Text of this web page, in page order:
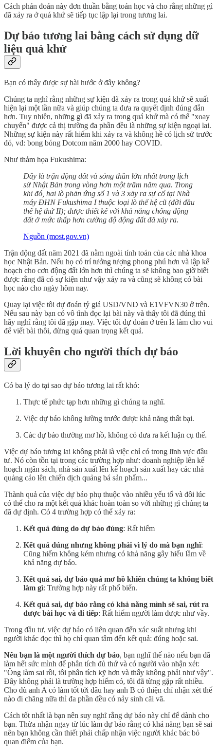
Cách phán đoán này đơn thuần bằng toán học và cho rằng những gì
đã xảy ra ở quá khứ sẽ tiếp tục lập lại trong tương lai.
Dự báo tương lai bằng cách sử dụng dữ
liệu quá khứ
Bạn có thấy được sự hài hước ở đây không?
Chúng ta nghĩ rằng những sự kiện đã xảy ra trong quá khứ sẽ xuất
hiện lại một lần nữa và giúp chúng ta đưa ra quyết định đúng đắn
hơn. Tuy nhiên, những gì đã xảy ra trong quá khứ mà có thể "xoay
chuyển" được cả thị trường đa phần đều là những sự kiện ngoại lai.
Những sự kiện này rất hiếm khi xảy ra và không hề có lịch sử trước
đó, vd: bong bóng Dotcom năm 2000 hay COVID.
Như thảm họa Fukushima:
Đây là trận động đất và sóng thần lớn nhất trong lịch
sử Nhật Bản trong vòng hơn một trăm năm qua. Trong
khi đó, hai lò phản ứng số 1 và 3 xảy ra sự cố tại Nhà
máy ĐHN Fukushima I thuộc loại lò thế hệ cũ (đời đầu
thế hệ thứ II); được thiết kế với khả năng chống động
đất ở mức thấp hơn cường độ động đất đã xảy ra.
Nguồn (most.gov.vn)
Trận động đất năm 2021 đã nằm ngoài tính toán của các nhà khoa
học Nhật Bản. Nếu họ có trí tưởng tượng phong phú hơn và lập kế
hoạch cho cơn động đất lớn hơn thì chúng ta sẽ không bao giờ biết
được rằng đã có sự kiện như vậy xảy ra và cũng sẽ không có bài
học nào cho ngày hôm nay.
Quay lại việc tôi dự đoán tỷ giá USD/VND và E1VFVN30 ở trên.
Nếu sau này bạn có vô tình đọc lại bài này và thấy tôi đã đúng thì
hãy nghĩ rằng tôi đã gặp may. Việc tôi dự đoán ở trên là làm cho vui
để viết bài thôi, đừng quá quan trọng kết quả.
Lời khuyên cho người thích dự báo
Có ba lý do tại sao dự báo tương lai rất khó:
Thực tế phức tạp hơn những gì chúng ta nghĩ.
Việc dự báo không lường trước được khả năng thất bại.
Các dự báo thường mơ hồ, không có đưa ra kết luận cụ thể.
Việc dự báo tương lai không phải là việc chỉ có trong lĩnh vực đầu
tư. Nó còn tồn tại trong các trường hợp như: doanh nghiệp lên kế
hoạch ngân sách, nhà sản xuất lên kế hoạch sản xuất hay các nhà
quảng cáo lên chiến dịch quảng bá sản phẩm...
Thành quả của việc dự báo phụ thuộc vào nhiều yếu tố và đôi lúc
có thể cho ra một kết quả khác hoàn toàn so với những gì chúng ta
đã dự định. Có 4 trường hợp có thể xảy ra:
Kết quả đúng do dự báo đúng: Rất hiếm
Kết quả đúng nhưng không phải vì lý do mà bạn nghĩ:
Cũng hiếm không kém nhưng có khả năng gây hiểu lầm về
khả năng dự báo.
Kết quả sai, dự báo quá mơ hồ khiến chúng ta không biết
làm gì: Trường hợp này rất phổ biến.
Kết quả sai, dự báo rằng có khả năng mình sẽ sai, rút ra
được bài học và đi tiếp: Rất hiếm người làm được như vầy.
Trong đầu tư, việc dự báo có liên quan đến xác suất nhưng khi
người khác đọc thì họ chỉ quan tâm đến kết quả: đúng hoặc sai.
Nếu bạn là một người thích dự báo, bạn nghĩ thế nào nếu bạn đã
làm hết sức mình để phân tích đủ thứ và có người vào nhận xét:
"Ông làm sai rồi, tôi phân tích kỹ hơn và thấy không phải như vậy".
Đây không phải là trường hợp hiếm có, tôi đã từng gặp rất nhiều.
Cho dù anh A có làm tốt tới đâu hay anh B có thiện chí nhận xét thế
nào đi chăng nữa thì đa phần đều có nảy sinh cãi vã.
Cách tốt nhất là bạn nên suy nghĩ rằng dự báo này chỉ để dành cho
bạn. Thừa nhận ngay từ lúc làm dự báo rằng có khả năng bạn sẽ sai
nên bạn không cần thiết phải chấp nhận việc người khác bác bỏ
quan điểm của bạn.